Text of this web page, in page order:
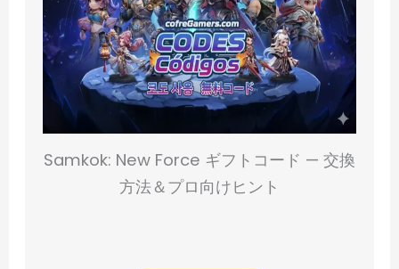
Samkok: New Force ギフトコード — 交換
方法＆プロ向けヒント